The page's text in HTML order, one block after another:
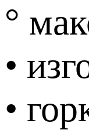
°
•
•